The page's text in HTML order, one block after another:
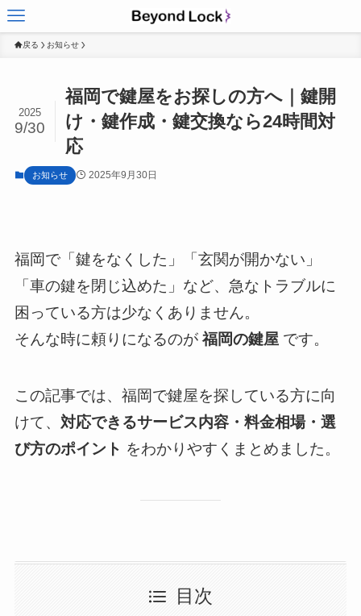
戻る お知らせ
福岡で鍵屋をお探しの方へ｜鍵開
け・鍵作成・鍵交換なら24時間対
応
2025
9/30
お知らせ 2025年9月30日
福岡で「鍵をなくした」「玄関が開かない」
「車の鍵を閉じ込めた」など、急なトラブルに
困っている方は少なくありません。
そんな時に頼りになるのが福岡の鍵屋 です。
この記事では、福岡で鍵屋を探している方に向
けて、 対応できるサービス内容・料金相場・選
び方のポイント をわかりやすくまとめました。
目次